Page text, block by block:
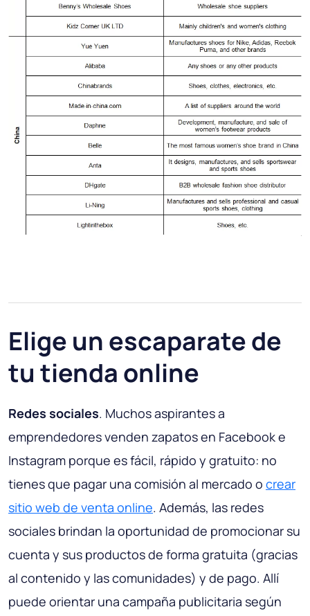
Elige un escaparate de
tu tienda online
Redes sociales. Muchos aspirantes a
emprendedores venden zapatos en Facebook e
Instagram porque es fácil, rápido y gratuito: no
tienes que pagar una comisión al mercado o crear
sitio web de venta online. Además, las redes
sociales brindan la oportunidad de promocionar su
cuenta y sus productos de forma gratuita (gracias
al contenido y las comunidades) y de pago. Allí
puede orientar una campaña publicitaria según